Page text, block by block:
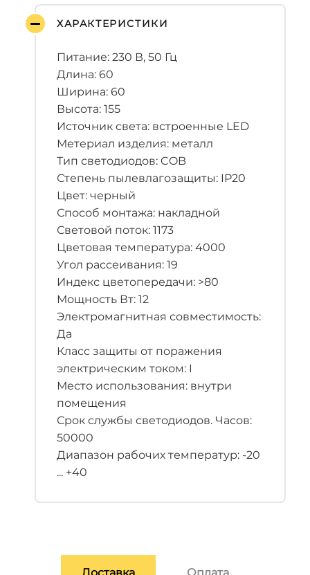
ХАРАКТЕРИСТИКИ
Питание: 230 В, 50 Гц
Длина: 60
Ширина: 60
Высота: 155
Источник света: встроенные LED
Метериал изделия: металл
Тип светодиодов: COB
Степень пылевлагозащиты: IP20
Цвет: черный
Способ монтажа: накладной
Световой поток: 1173
Цветовая температура: 4000
Угол рассеивания: 19
Индекс цветопередачи: >80
Мощность Вт: 12
Электромагнитная совместимость:
Да
Класс защиты от поражения
электрическим током: I
Место использования: внутри
помещения
Срок службы светодиодов. Часов:
50000
Диапазон рабочих температур: -20
... +40